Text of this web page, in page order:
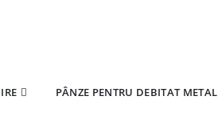
PÂNZE PENTRU DEBITAT METAL